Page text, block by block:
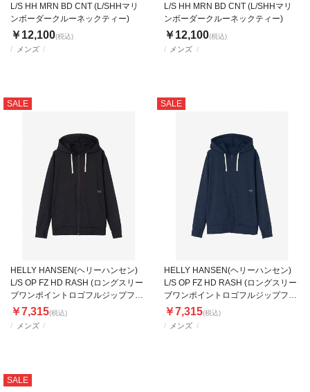
メンズ
L/S HH MRN BD CNT (L/SHHマリ
ンボーダークルーネックティー)
￥12,100(税込)
メンズ
L/S HH MRN BD CNT (L/SHHマリ
ンボーダークルーネックティー)
￥12,100(税込)
SALE
メンズ
HELLY HANSEN(ヘリーハンセン)
L/S OP FZ HD RASH (ロングスリー
ブワンポイントロゴフルジップフー
ディーラッシュガード)
￥7,315(税込)
SALE
メンズ
HELLY HANSEN(ヘリーハンセン)
L/S OP FZ HD RASH (ロングスリー
ブワンポイントロゴフルジップフー
ディーラッシュガード)
￥7,315(税込)
SALE